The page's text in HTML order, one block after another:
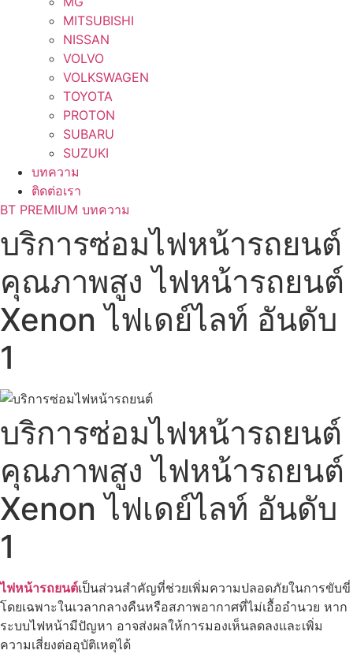
MITSUBISHI
NISSAN
VOLVO
VOLKSWAGEN
TOYOTA
PROTON
SUBARU
SUZUKI
บทความ
ติดต่อเรา
BT PREMIUM บทความ
บริการซ่อมไฟหน้ารถยนต์
คุณภาพสูง ไฟหน้ารถยนต์
Xenon ไฟเดย์ไลท์ อันดับ
1
บริการซ่อมไฟหน้ารถยนต์
คุณภาพสูง ไฟหน้ารถยนต์
Xenon ไฟเดย์ไลท์ อันดับ
1
ไฟหน้ารถยนต์เป็นส่วนสำคัญที่ช่วยเพิ่มความปลอดภัยในการขับขี่
โดยเฉพาะในเวลากลางคืนหรือสภาพอากาศที่ไม่เอื้ออำนวย หาก
ระบบไฟหน้ามีปัญหา อาจส่งผลให้การมองเห็นลดลงและเพิ่ม
ความเสี่ยงต่ออุบัติเหตุได้